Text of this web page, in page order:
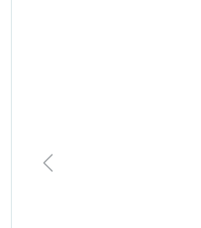
Previous